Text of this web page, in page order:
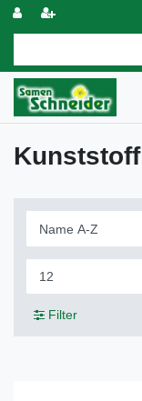
Kunststoff
Filter